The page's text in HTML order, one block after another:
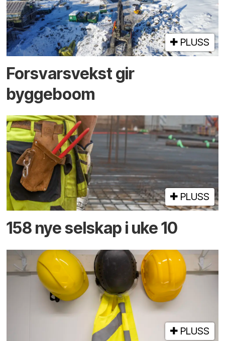
PLUSS
Forsvarsvekst gir
byggeboom
PLUSS
158 nye selskap i uke 10
PLUSS